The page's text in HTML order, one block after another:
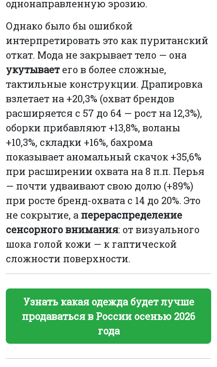
однонаправленную эрозию.
Однако было бы ошибкой
интерпретировать это как пуританский
откат. Мода не закрывает тело — она
укутываетего в более сложные,
тактильные конструкции. Драпировка
взлетает на +20,3% (охват брендов
расширяется с 57 до 64 — рост на 12,3%),
оборки прибавляют +13,8%, воланы
+10,3%, складки +16%, бахрома
показывает аномальный скачок +35,6%
при расширении охвата на 8 п.п. Перья
— почти удваивают свою долю (+89%)
при росте бренд-охвата с 14 до 20%. Это
не сокрытие, а перераспределение
сенсорного внимания: от визуального
шока голой кожи — к гаптической
сложности поверхности.
Узнать какая одежда будет лучше
продаваться в России осенью 2026
года